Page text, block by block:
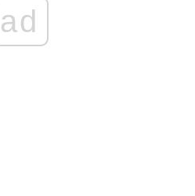
ad